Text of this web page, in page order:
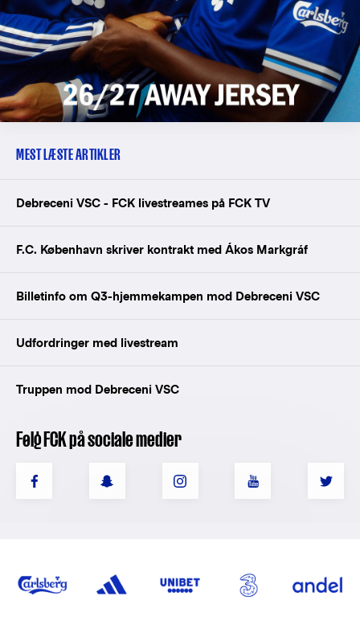
MEST LÆSTE ARTIKLER
Debreceni VSC - FCK livestreames på FCK TV
F.C. København skriver kontrakt med Ákos Markgráf
Billetinfo om Q3-hjemmekampen mod Debreceni VSC
Udfordringer med livestream
Truppen mod Debreceni VSC
Følg FCK på sociale medier